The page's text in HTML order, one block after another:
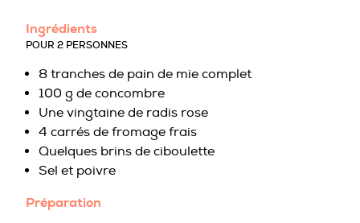
Ingrédients
POUR 2 PERSONNES
8 tranches de pain de mie complet
100 g de concombre
Une vingtaine de radis rose
4 carrés de fromage frais
Quelques brins de ciboulette
Sel et poivre
Préparation